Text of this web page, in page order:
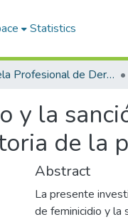
Statistics
Escuela Profesional de Derecho
y la
de la
Abstract
La presente
de feminicidio y la